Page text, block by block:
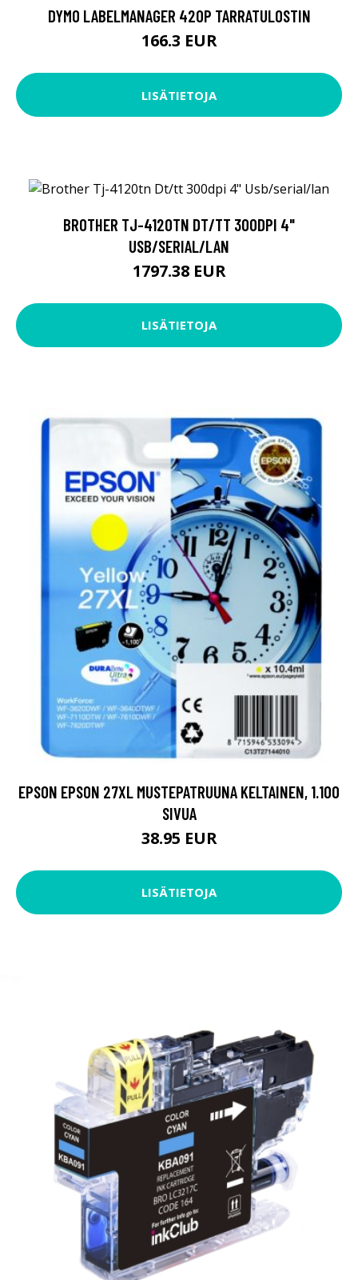
DYMO LABELMANAGER 420P TARRATULOSTIN
166.3 EUR
LISÄTIETOJA
BROTHER TJ-4120TN DT/TT 300DPI 4"
USB/SERIAL/LAN
1797.38 EUR
LISÄTIETOJA
EPSON EPSON 27XL MUSTEPATRUUNA KELTAINEN, 1.100
SIVUA
38.95 EUR
LISÄTIETOJA